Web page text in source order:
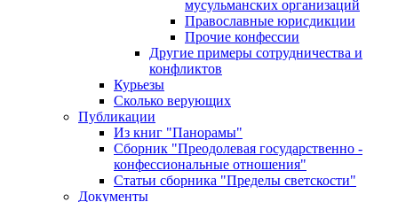
мусульманских организаций
Православные юрисдикции
Прочие конфессии
Другие примеры сотрудничества и
конфликтов
Курьезы
Сколько верующих
Публикации
Из книг "Панорамы"
Сборник "Преодолевая государственно -
конфессиональные отношения"
Статьи сборника "Пределы светскости"
Документы